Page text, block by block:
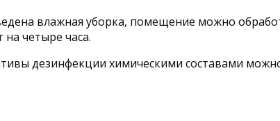
влажная уборка, помещение можно
четыре часа.
дезинфекции химическими составами